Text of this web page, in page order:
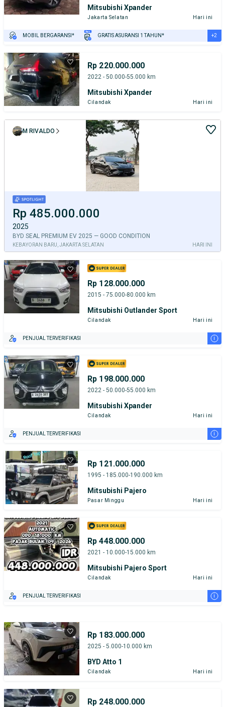
Mitsubishi Xpander
Jakarta Selatan Hari ini
MOBIL BERGARANSI* GRATIS ASURANSI 1 TAHUN* +2
Rp 220.000.000
2022 - 50.000-55.000 km
Mitsubishi Xpander
Cilandak Hari ini
Rp 485.000.000
2025
BYD SEAL PREMIUM EV 2025 — GOOD CONDITION
KEBAYORAN BARU, JAKARTA SELATAN HARI INI
M RIVALDO
Rp 128.000.000
2015 - 75.000-80.000 km
Mitsubishi Outlander Sport
Cilandak Hari ini
PENJUAL TERVERIFIKASI i
Rp 198.000.000
2022 - 50.000-55.000 km
Mitsubishi Xpander
Cilandak Hari ini
PENJUAL TERVERIFIKASI i
Rp 121.000.000
1995 - 185.000-190.000 km
Mitsubishi Pajero
Pasar Minggu Hari ini
Rp 448.000.000
2021 - 10.000-15.000 km
Mitsubishi Pajero Sport
Cilandak Hari ini
PENJUAL TERVERIFIKASI i
Rp 183.000.000
2025 - 5.000-10.000 km
BYD Atto 1
Cilandak Hari ini
Rp 248.000.000